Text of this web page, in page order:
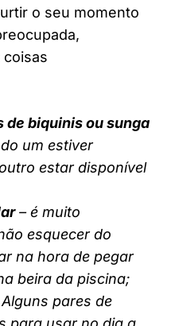
o seu momento
coisas
de biquinis ou sunga
um estiver
estar disponível
– é muito
esquecer do
na hora de pegar
beira da piscina;
Alguns pares de